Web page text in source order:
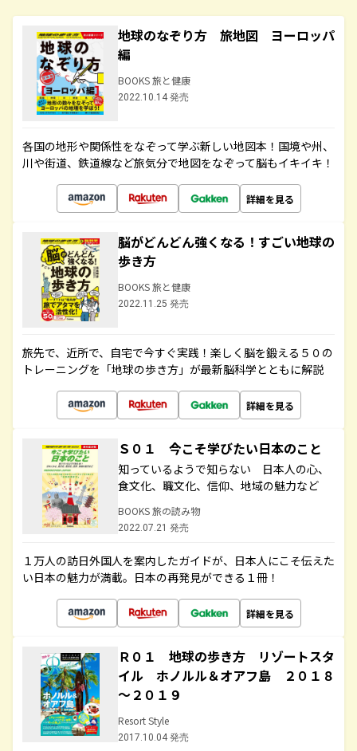
地球のなぞり方 旅地図 ヨーロッパ
編
BOOKS 旅と健康
2022.10.14 発売
各国の地形や関係性をなぞって学ぶ新しい地図本！国境や州、
川や街道、鉄道線など旅気分で地図をなぞって脳もイキイキ！
詳細を見る
脳がどんどん強くなる！すごい地球の
歩き方
BOOKS 旅と健康
2022.11.25 発売
旅先で、近所で、自宅で今すぐ実践！楽しく脳を鍛える５０の
トレーニングを「地球の歩き方」が最新脳科学とともに解説
詳細を見る
Ｓ０１ 今こそ学びたい日本のこと
知っているようで知らない 日本人の心、
食文化、職文化、信仰、地域の魅力など
BOOKS 旅の読み物
2022.07.21 発売
１万人の訪日外国人を案内したガイドが、日本人にこそ伝えた
い日本の魅力が満載。日本の再発見ができる１冊！
詳細を見る
Ｒ０１ 地球の歩き方 リゾートスタ
イル ホノルル＆オアフ島 ２０１８
～２０１９
Resort Style
2017.10.04 発売